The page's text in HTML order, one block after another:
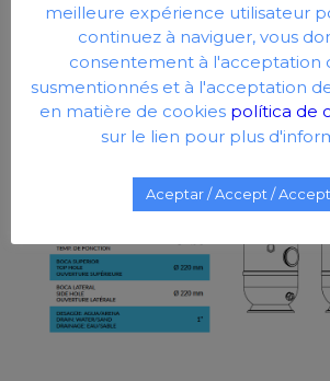
meilleure expérience utilisateur
continuez à naviguer, vous
consentement à l'acceptation
susmentionnés et à l'acceptation
en matière de cookies política de
sur le lien pour plus
Aceptar / Accept /